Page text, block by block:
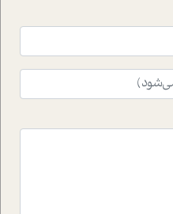
گودال و تاثیرات کاوش های
زندگی امروزی ما نگاهی
است.فصل اتاق 333 شما را پای صحبت یک تجربه ی
اسکزوئید و مشکلات و نیز
اتاق درمان اتفاق افتاده
هوش مصنوعی در حوزه های